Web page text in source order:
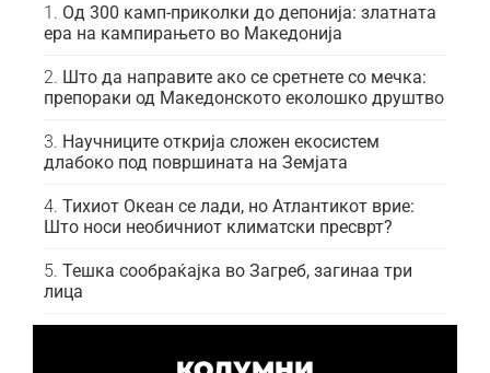
Од 300 камп-приколки до депонија: златната
ера на кампирањето во Македонија
Што да направите ако се сретнете со мечка:
препораки од Македонското еколошко друштво
Научниците открија сложен екосистем
длабоко под површината на Земјата
Тихиот Океан се лади, но Атлантикот врие:
Што носи необичниот климатски пресврт?
Тешка сообраќајка во Загреб, загинаа три
лица